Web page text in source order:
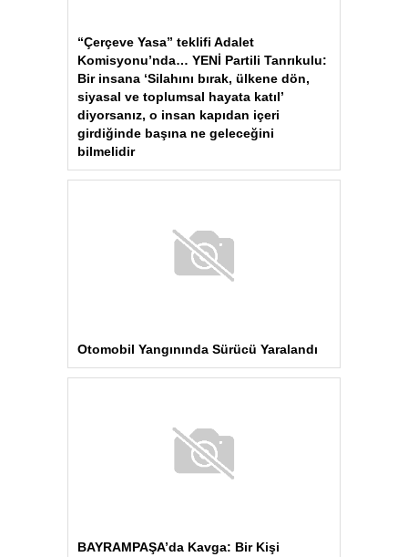
“Çerçeve Yasa” teklifi Adalet
Komisyonu’nda… YENİ Partili Tanrıkulu:
Bir insana ‘Silahını bırak, ülkene dön,
siyasal ve toplumsal hayata katıl’
diyorsanız, o insan kapıdan içeri
girdiğinde başına ne geleceğini
bilmelidir
Otomobil Yangınında Sürücü Yaralandı
BAYRAMPAŞA’da Kavga: Bir Kişi